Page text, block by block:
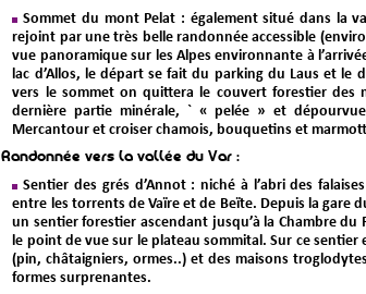
Sommet du mont Pelat : également situé dans la
rejoint par une très belle randonnée accessible
vue panoramique sur les Alpes environnante à
lac d’Allos, le départ se fait du parking du Laus et
vers le sommet on quittera le couvert forestier des
dernière partie minérale, ` « pelée » et
Mercantour et croiser chamois, bouquetins et
Randonnée vers la vallée du Var :
Sentier des grés d’Annot: niché à l’abri des
entre les torrents de Vaïre et de Beïte. Depuis la gare
un sentier forestier ascendant jusqu’à la Chambre du
le point de vue sur le plateau sommital. Sur ce
(pin, châtaigniers, ormes..) et des maisons
formes surprenantes.